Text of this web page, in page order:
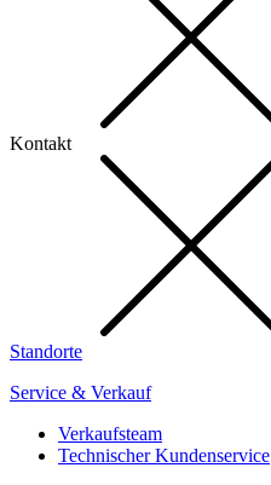
Kontakt
Standorte
Service & Verkauf
Verkaufsteam
Technischer Kundenservice